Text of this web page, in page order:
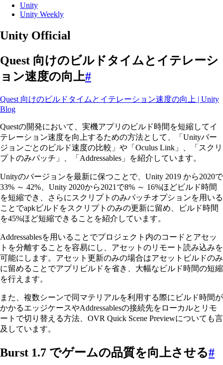
Unity
Unity Weekly
Unity Official
Quest 向けのビルドタイムとイテレーシ
ョン速度の向上#
Quest 向けのビルドタイムとイテレーション速度の向上 | Unity
Blog
Questの開発において、実機アプリのビルド時間を短縮してイ
テレーション速度を向上するための方法として、「Unityバー
ジョンごとのビルド速度の比較」や「Oculus Link」、「スクリ
プトのみパッチ」、「Addressables」を紹介しています。
Unityのバージョンを最新に保つことで、Unity 2019 から2020で
33% ～ 42%、Unity 2020から2021で8% ～ 16%ほどビルド時間
を短縮でき、さらにスクリプトのみパッチオプションを用いる
ことでapkビルドをスクリプトのみの更新に留め、ビルド時間
を45%ほど短縮できることを紹介しています。
Addressablesを用いることでプロジェクト内のコードとアセッ
トを分離することを容易にし、アセットのリモート読み込みを
可能にします。アセット更新のみの場合はアセットビルドのみ
に留めることでアプリビルドを省き、大幅なビルド時間の短縮
を行えます。
また、複数シーンで同マテリアルを利用する際にビルド時間が
かかるエッジケースやAddressablesの接続先をローカルとリモ
ートで切り替える方法、OVR Quick Scene Previewについても言
及しています。
Burst 1.7 でゲームの品質を向上させる#